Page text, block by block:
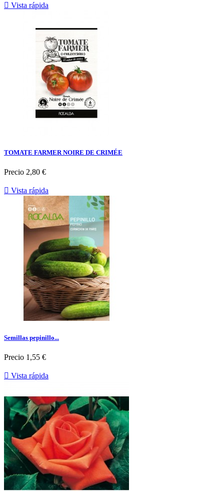
 Vista rápida
TOMATE FARMER NOIRE DE CRIMÉE
Precio 2,80 €
 Vista rápida
Semillas pepinillo...
Precio 1,55 €
 Vista rápida